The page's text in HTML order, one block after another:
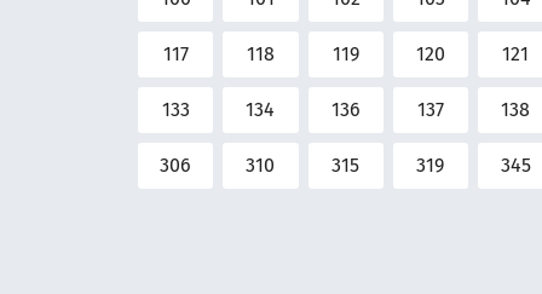
Zobacz rozkład liniiZobacz rozkład liniiZobacz rozkład linii
Zobacz
Zobacz rozkład linii
117 Zobacz rozkład linii
118 Zobacz rozkład linii
119 Zobacz
120 121
Zobacz rozkład linii
133 Zobacz rozkład linii
134 Zobacz rozkład linii
136 Zobacz
137 138
Zobacz rozkład linii
306 Zobacz rozkład linii
310 Zobacz rozkład linii
315 Zobacz
319 345